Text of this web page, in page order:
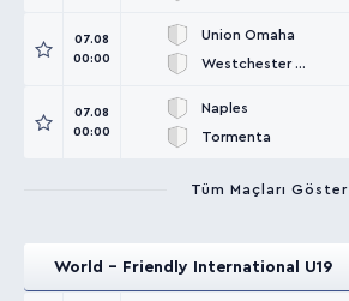
07.08
00:00
Union Omaha
Westchester SC
07.08
00:00
Naples
Tormenta
Tüm Maçları Göster
World - Friendly International U19